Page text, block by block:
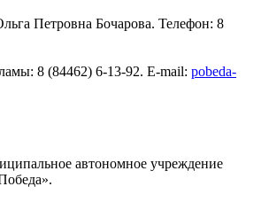
Петровна Бочарова. Телефон: 8
8 (84462) 6-13-92. E-mail: pobeda-
автономное учреждение